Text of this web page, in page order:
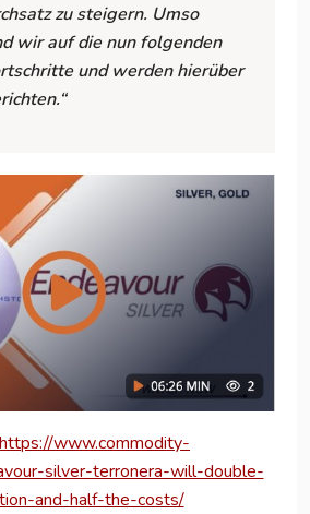
zu steigern. Umso
wir auf die nun folgenden
und werden hierüber
https://www.commodity-
silver-terronera-will-double-
and-half-the-costs/